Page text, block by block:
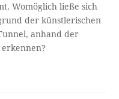
Womöglich ließe sich
der künstlerischen
anhand der